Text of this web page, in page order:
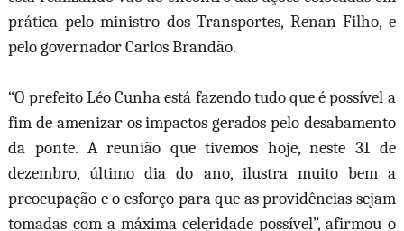
prática pelo ministro dos Transportes, Renan Filho, e
pelo governador Carlos Brandão.
“O prefeito Léo Cunha está fazendo tudo que é possível a
fim de amenizar os impactos gerados pelo desabamento
da ponte. A reunião que tivemos hoje, neste 31 de
dezembro, último dia do ano, ilustra muito bem a
preocupação e o esforço para que as providências sejam
tomadas com a máxima celeridade possível”, afirmou o